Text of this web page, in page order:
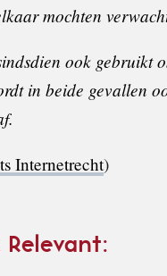
mochten
ook gebruikt
in beide gevallen
Internetrecht)
Relevant: